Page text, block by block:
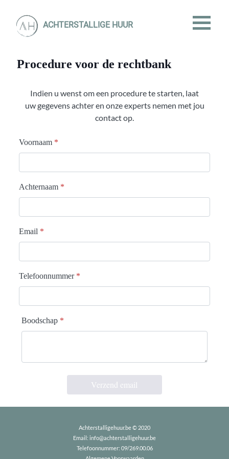
ACHTERSTALLIGE HUUR
Procedure voor de rechtbank
Indien u wenst om een procedure te starten, laat
uw gegevens achter en onze experts nemen met jou
contact op.
Voornaam *
Achternaam *
Email *
Telefoonnummer *
Boodschap *
Verzend email
Achterstalligehuur.be © 2020
Email: info@achterstalligehuur.be
Telefoonnummer: 09/269.00.06